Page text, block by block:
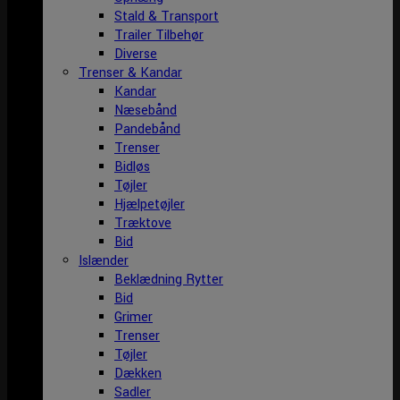
Stald & Transport
Trailer Tilbehør
Diverse
Trenser & Kandar
Kandar
Næsebånd
Pandebånd
Trenser
Bidløs
Tøjler
Hjælpetøjler
Træktove
Bid
Islænder
Beklædning Rytter
Bid
Grimer
Trenser
Tøjler
Dækken
Sadler